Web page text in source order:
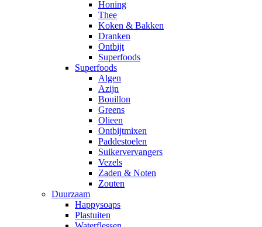
Honing
Thee
Koken & Bakken
Dranken
Ontbijt
Superfoods
Superfoods
Algen
Azijn
Bouillon
Greens
Olieen
Ontbijtmixen
Paddestoelen
Suikervervangers
Vezels
Zaden & Noten
Zouten
Duurzaam
Happysoaps
Plastuiten